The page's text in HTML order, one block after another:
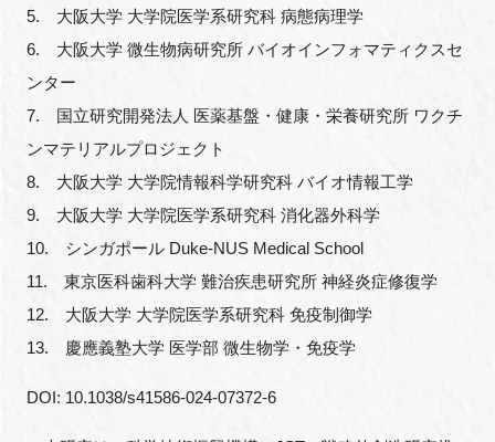
5. 大阪大学 大学院医学系研究科 病態病理学
6. 大阪大学 微生物病研究所 バイオインフォマティクスセ
ンター
7. 国立研究開発法人 医薬基盤・健康・栄養研究所 ワクチ
ンマテリアルプロジェクト
8. 大阪大学 大学院情報科学研究科 バイオ情報工学
9. 大阪大学 大学院医学系研究科 消化器外科学
10. シンガポール Duke-NUS Medical School
11. 東京医科歯科大学 難治疾患研究所 神経炎症修復学
12. 大阪大学 大学院医学系研究科 免疫制御学
13. 慶應義塾大学 医学部 微生物学・免疫学
DOI: 10.1038/s41586-024-07372-6